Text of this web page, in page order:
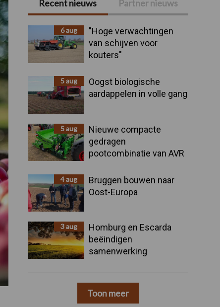
Primaire
Sidebar
Recent nieuws Partner nieuws
6 aug
"Hoge verwachtingen
van schijven voor
kouters"
5 aug
Oogst biologische
aardappelen in volle gang
5 aug
Nieuwe compacte
gedragen
pootcombinatie van AVR
4 aug
Bruggen bouwen naar
Oost-Europa
3 aug
Homburg en Escarda
beëindigen
samenwerking
Toon meer